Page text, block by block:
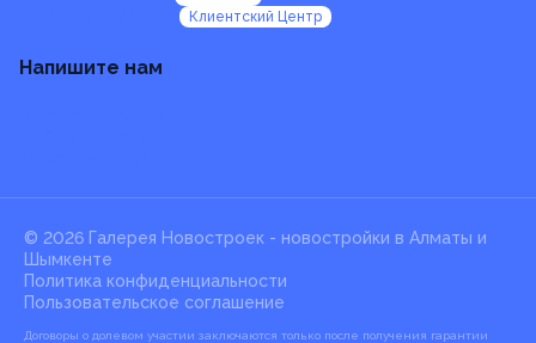
Клиентский Центр
Напишите нам
© 2026 Галерея Новостроек - новостройки в Алматы и
Шымкенте
Политика конфиденциальности
Пользовательское соглашение
Договоры о долевом участии заключаются только после получения гарантии